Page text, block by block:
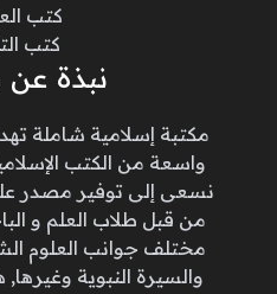
كتب
كتب
نبذة عن
مكتبة إسلامية شاملة
واسعة من الكتب
نسعى إلى توفير مصدر
من قبل طلاب العلم و
مختلف جوانب العلوم
والسيرة النبوية